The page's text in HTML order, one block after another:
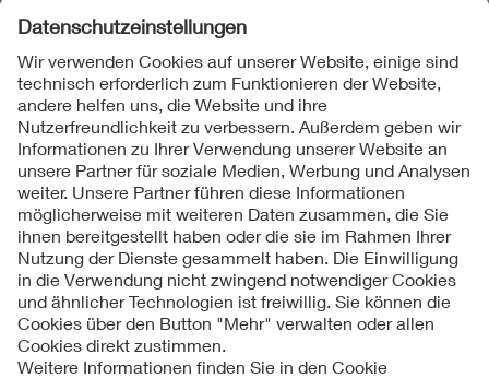
Folgen Sie uns
Kontakte
Service
Impressum